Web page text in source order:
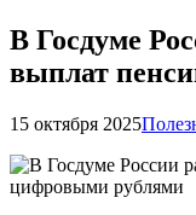
В Госдуме
выплат
15 октября 2025